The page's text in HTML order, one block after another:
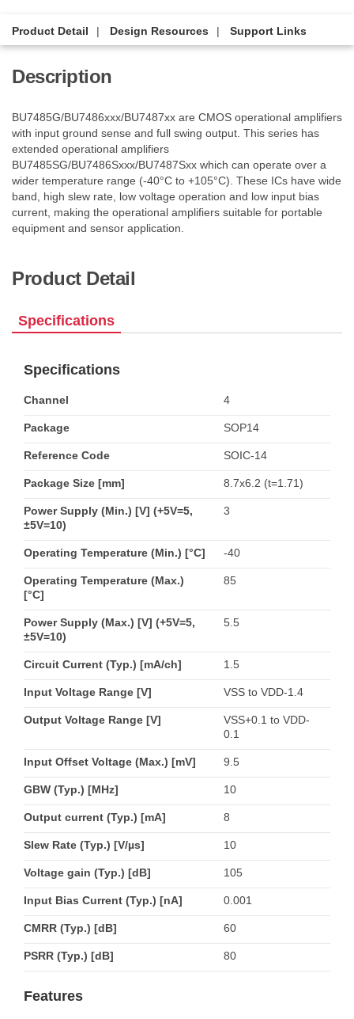
Product Detail Design Resources Support Links
Description
BU7485G/BU7486xxx/BU7487xx are CMOS operational amplifiers
with input ground sense and full swing output. This series has
extended operational amplifiers
BU7485SG/BU7486Sxxx/BU7487Sxx which can operate over a
wider temperature range (-40°C to +105°C). These ICs have wide
band, high slew rate, low voltage operation and low input bias
current, making the operational amplifiers suitable for portable
equipment and sensor application.
Product Detail
Specifications
Specifications
Channel 4
Package SOP14
Reference Code SOIC-14
Package Size [mm] 8.7x6.2 (t=1.71)
Power Supply (Min.) [V] (+5V=5,
±5V=10)
3
Operating Temperature (Min.) [°C] -40
Operating Temperature (Max.)
[°C]
85
Power Supply (Max.) [V] (+5V=5,
±5V=10)
5.5
Circuit Current (Typ.) [mA/ch] 1.5
Input Voltage Range [V] VSS to VDD-1.4
Output Voltage Range [V]
VSS+0.1 to VDD-
0.1
Input Offset Voltage (Max.) [mV] 9.5
GBW (Typ.) [MHz] 10
Output current (Typ.) [mA] 8
Slew Rate (Typ.) [V/µs] 10
Voltage gain (Typ.) [dB] 105
Input Bias Current (Typ.) [nA] 0.001
CMRR (Typ.) [dB] 60
PSRR (Typ.) [dB] 80
Features